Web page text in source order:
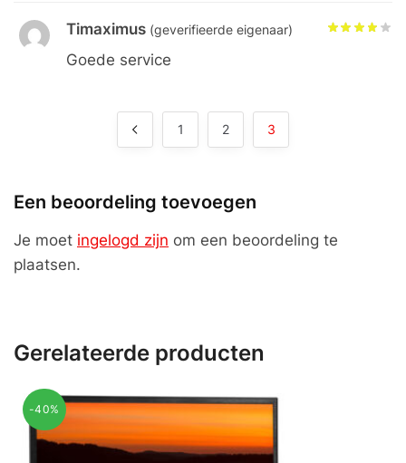
Timaximus (geverifieerde eigenaar)
Goede service
1 2 3
Een beoordeling toevoegen
Je moet ingelogd zijn om een beoordeling te
plaatsen.
Gerelateerde producten
-40%